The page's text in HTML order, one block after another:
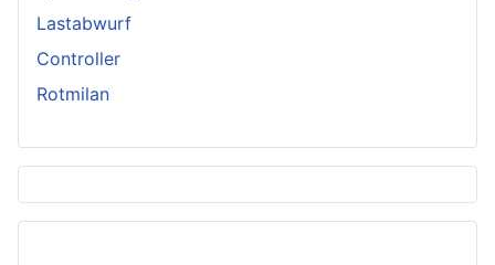
Lastabwurf
Controller
Rotmilan